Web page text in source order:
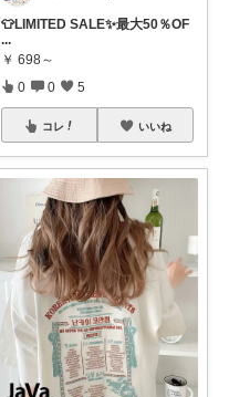
👕LIMITED SALE✨最大50％OF
...
￥ 698～
0 0 5
コレ いいね